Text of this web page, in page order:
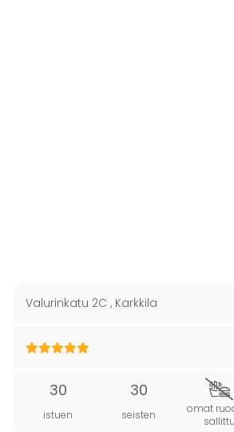
Valurinkatu 2C , Karkkila
30
istuen
30
seisten
omat
sallittu